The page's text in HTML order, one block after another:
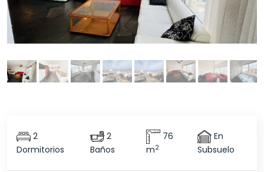
2
Dormitorios
2
Baños
76
m2
En
Subsuelo